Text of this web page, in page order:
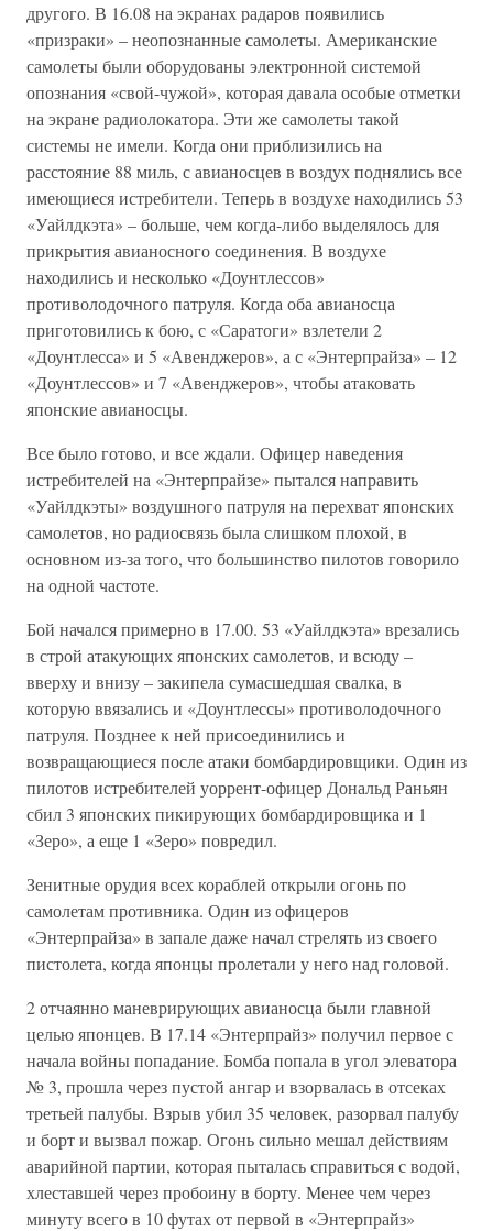
другого. В 16.08 на экранах радаров появились
«призраки» – неопознанные самолеты. Американские
самолеты были оборудованы электронной системой
опознания «свой-чужой», которая давала особые отметки
на экране радиолокатора. Эти же самолеты такой
системы не имели. Когда они приблизились на
расстояние 88 миль, с авианосцев в воздух поднялись все
имеющиеся истребители. Теперь в воздухе находились 53
«Уайлдкэта» – больше, чем когда-либо выделялось для
прикрытия авианосного соединения. В воздухе
находились и несколько «Доунтлессов»
противолодочного патруля. Когда оба авианосца
приготовились к бою, с «Саратоги» взлетели 2
«Доунтлесса» и 5 «Авенджеров», а с «Энтерпрайза» – 12
«Доунтлессов» и 7 «Авенджеров», чтобы атаковать
японские авианосцы.
Все было готово, и все ждали. Офицер наведения
истребителей на «Энтерпрайзе» пытался направить
«Уайлдкэты» воздушного патруля на перехват японских
самолетов, но радиосвязь была слишком плохой, в
основном из-за того, что большинство пилотов говорило
на одной частоте.
Бой начался примерно в 17.00. 53 «Уайлдкэта» врезались
в строй атакующих японских самолетов, и всюду –
вверху и внизу – закипела сумасшедшая свалка, в
которую ввязались и «Доунтлессы» противолодочного
патруля. Позднее к ней присоединились и
возвращающиеся после атаки бомбардировщики. Один из
пилотов истребителей уоррент-офицер Дональд Раньян
сбил 3 японских пикирующих бомбардировщика и 1
«Зеро», а еще 1 «Зеро» повредил.
Зенитные орудия всех кораблей открыли огонь по
самолетам противника. Один из офицеров
«Энтерпрайза» в запале даже начал стрелять из своего
пистолета, когда японцы пролетали у него над головой.
2 отчаянно маневрирующих авианосца были главной
целью японцев. В 17.14 «Энтерпрайз» получил первое с
начала войны попадание. Бомба попала в угол элеватора
№ 3, прошла через пустой ангар и взорвалась в отсеках
третьей палубы. Взрыв убил 35 человек, разорвал палубу
и борт и вызвал пожар. Огонь сильно мешал действиям
аварийной партии, которая пыталась справиться с водой,
хлеставшей через пробоину в борту. Менее чем через
минуту всего в 10 футах от первой в «Энтерпрайз»